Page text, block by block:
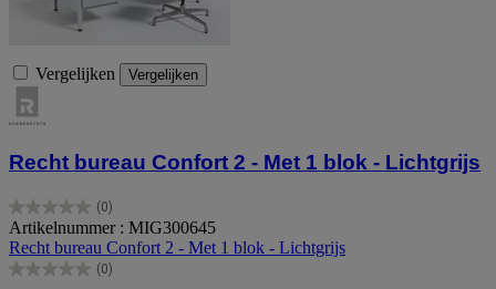
Vergelijken Vergelijken
Recht bureau Confort 2 - Met 1 blok - Lichtgrijs
(0)
0.0
van
de
5
Artikelnummer : MIG300645
Recht bureau Confort 2 - Met 1 blok - Lichtgrijs
(0)
0.0